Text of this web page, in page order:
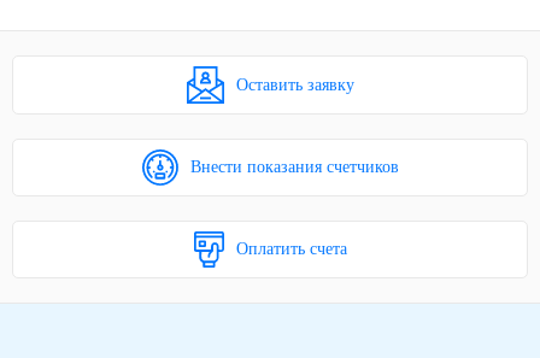
Оставить заявку
Внести показания счетчиков
Оплатить счета